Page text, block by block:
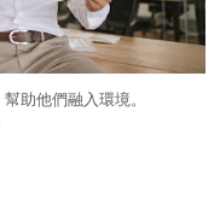
助他們融入環境。